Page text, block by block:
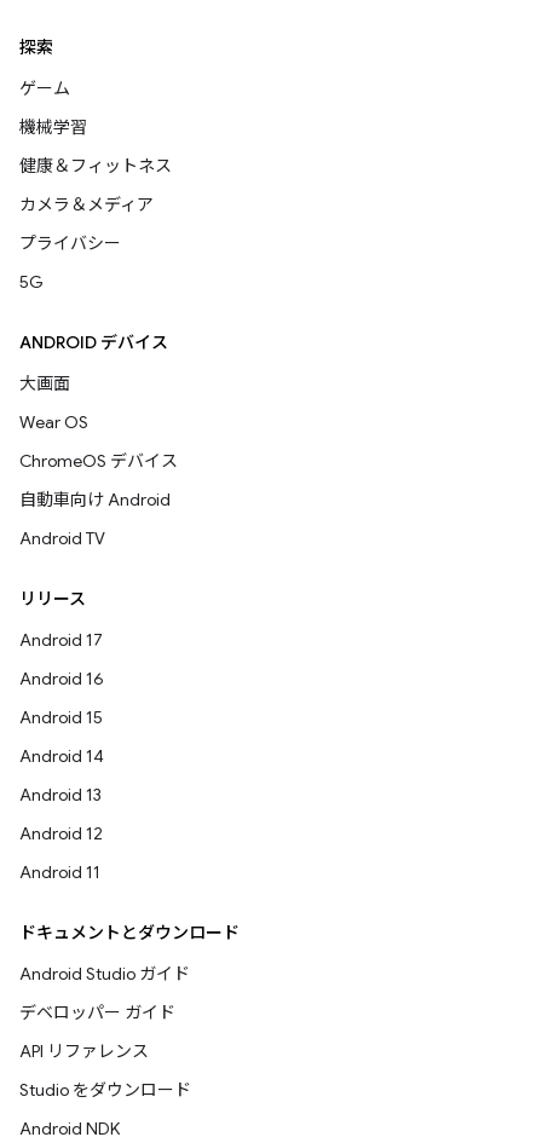
探索
ゲーム
機械学習
健康＆フィットネス
カメラ＆メディア
プライバシー
5G
ANDROID デバイス
大画面
Wear OS
ChromeOS デバイス
自動車向け Android
Android TV
リリース
Android 17
Android 16
Android 15
Android 14
Android 13
Android 12
Android 11
ドキュメントとダウンロード
Android Studio ガイド
デベロッパー ガイド
API リファレンス
Studio をダウンロード
Android NDK